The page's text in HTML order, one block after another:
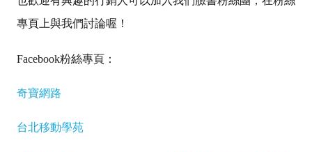
專頁上與我們討論喔！
Facebook粉絲專頁：
奇寶網路
台北移動學苑